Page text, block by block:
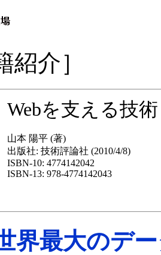
紹介］
Webを支える技
山本 陽平 (著)
出版社: 技術評論社 (2010/4/8)
ISBN-10: 4774142042
ISBN-13: 978-4774142043
界最大のデ